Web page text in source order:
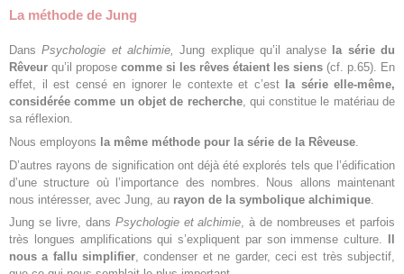
La méthode de Jung
Dans Psychologie et alchimie, Jung explique qu’il analyse la série du
Rêveur qu’il propose comme si les rêves étaient les siens (cf. p.65). En
effet, il est censé en ignorer le contexte et c’est
la série elle-même,
considérée comme un objet de recherche, qui constitue le matériau de
sa réflexion.
Nous employons la même méthode pour la série de la Rêveuse
D’autres rayons de signification ont déjà été explorés tels que l’édification
d’une structure où l’importance des nombres. Nous allons maintenant
nous intéresser, avec Jung, au rayon de la symbolique alchimique
Jung se livre, dans Psychologie et alchimie, à de nombreuses et parfois
très longues amplifications qui s’expliquent par son immense culture.
nous a fallu simplifier, condenser et ne garder, ceci est très subjectif,